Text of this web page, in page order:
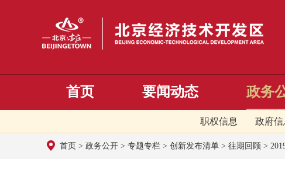
首页 要闻动态 政务
职权信息 政府
首页 > 政务公开 > 专题专栏 > 创新发布清单 > 往期回顾 >